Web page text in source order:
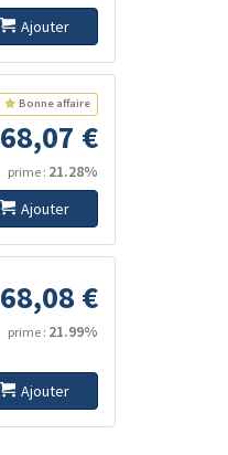
Ajouter
Bonne affaire
68,07 €
prime : 21.28%
Ajouter
68,08 €
prime : 21.99%
Ajouter